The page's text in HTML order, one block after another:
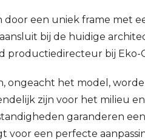
door een uniek frame met
bij de huidige
productiedirecteur bij Eko-
ongeacht het model,
zijn voor het milieu
garanderen
voor een perfecte